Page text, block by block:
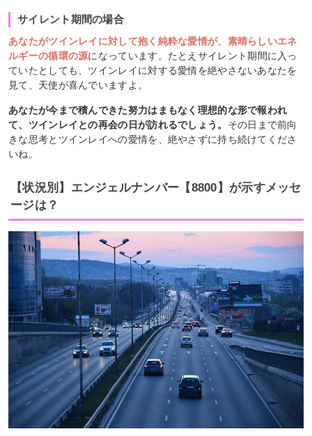
サイレント期間の場合
あなたがツインレイに対して抱く純粋な愛情が、素晴らしいエネ
ルギーの循環の源になっています。たとえサイレント期間に入っ
ていたとしても、ツインレイに対する愛情を絶やさないあなたを
見て、天使が喜んでいますよ。
あなたが今まで積んできた努力はまもなく理想的な形で報われ
て、ツインレイとの再会の日が訪れるでしょう。 その日まで前向
きな思考とツインレイへの愛情を、絶やさずに持ち続けてくださ
いね。
【状況別】エンジェルナンバー【8800】が示すメッセ
ージは？